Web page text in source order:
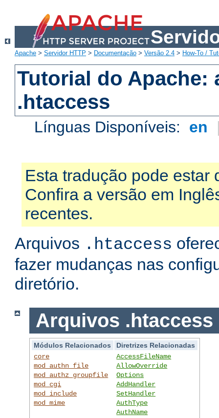
Apache > Servidor HTTP > Documentação > Versão 2.4 > How-To /
Tutorial do Apache:
.htaccess
Línguas Disponíveis: en
Esta tradução pode estar
Confira a versão em
recentes.
Arquivos .htaccess
fazer mudanças nas
diretório.
Arquivos .htaccess
Módulos Relacionados
Diretrizes Relacionadas
core
mod_authn_file
mod_authz_groupfile
mod_cgi
mod_include
mod_mime
AccessFileName
AllowOverride
Options
AddHandler
SetHandler
AuthType
AuthName